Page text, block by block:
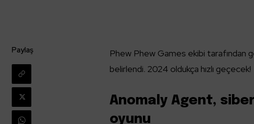
Paylaş Phew Phew Games ekibi tarafından
belirlendi. 2024 oldukça hızlı geçecek!
Anomaly Agent,
oyunu